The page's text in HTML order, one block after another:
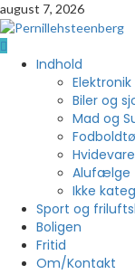
Skip
to
content
august 7, 2026
PrimaryIndhold
Elektronik
Biler og
Mad og
Alufælge
Ikke
Sport og
Boligen
Fritid
Om/Kontakt